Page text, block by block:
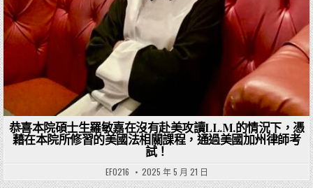
恭喜本院碩士生羅敏嘉在沒有赴美攻讀LL.M.的情況下，憑
藉在本院所修習的美國法相關課程，通過美國加州律師考
試！
EF0216 2025 年 5 月 21 日